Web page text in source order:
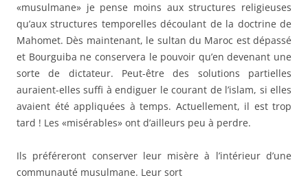
«musulmane» je pense moins aux structures religieuses
qu’aux structures temporelles découlant de la doctrine de
Mahomet. Dès maintenant, le sultan du Maroc est dépassé
et Bourguiba ne conservera le pouvoir qu’en devenant une
sorte de dictateur. Peut-être des solutions partielles
auraient-elles suffi à endiguer le courant de l’islam, si elles
avaient été appliquées à temps. Actuellement, il est trop
tard ! Les «misérables» ont d’ailleurs peu à perdre.
Ils préféreront conserver leur misère à l’intérieur d’une
communauté musulmane. Leur sort